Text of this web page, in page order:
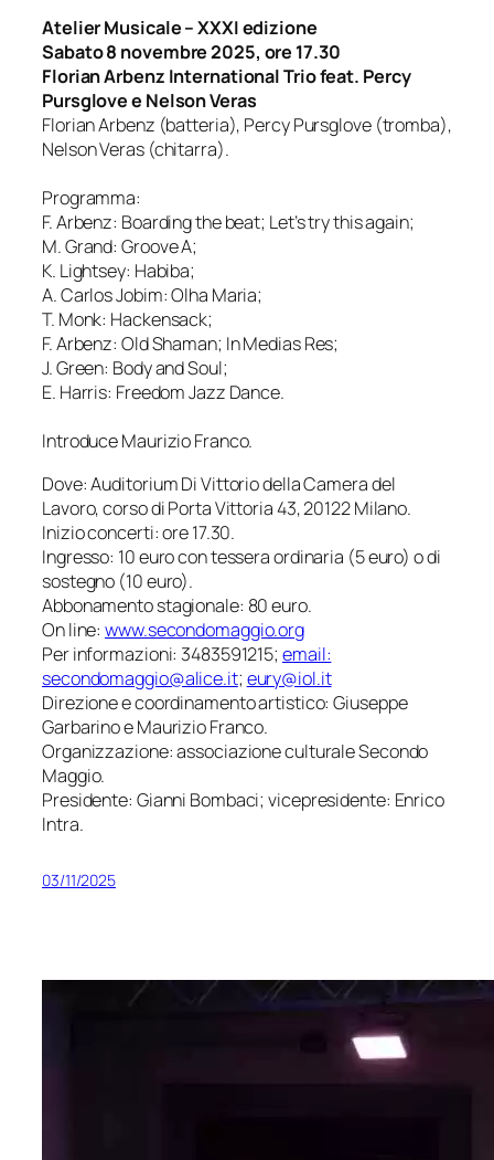
Atelier Musicale – XXXI edizione
Sabato 8 novembre 2025, ore 17.30
Florian Arbenz International Trio feat. Percy
Pursglove e Nelson Veras
Florian Arbenz (batteria), Percy Pursglove (tromba),
Nelson Veras (chitarra).
Programma:
F. Arbenz: Boarding the beat; Let’s try this again;
M. Grand: Groove A;
K. Lightsey: Habiba;
A. Carlos Jobim: Olha Maria;
T. Monk: Hackensack;
F. Arbenz: Old Shaman; In Medias Res;
J. Green: Body and Soul;
E. Harris: Freedom Jazz Dance.
Introduce Maurizio Franco.
Dove: Auditorium Di Vittorio della Camera del
Lavoro, corso di Porta Vittoria 43, 20122 Milano.
Inizio concerti: ore 17.30.
Ingresso: 10 euro con tessera ordinaria (5 euro) o di
sostegno (10 euro).
Abbonamento stagionale: 80 euro.
On line:www.secondomaggio.org
Per informazioni: 3483591215; email:
secondomaggio@alice.it; eury@iol.it
Direzione e coordinamento artistico: Giuseppe
Garbarino e Maurizio Franco.
Organizzazione: associazione culturale Secondo
Maggio.
Presidente: Gianni Bombaci; vicepresidente: Enrico
Intra.
03/11/2025